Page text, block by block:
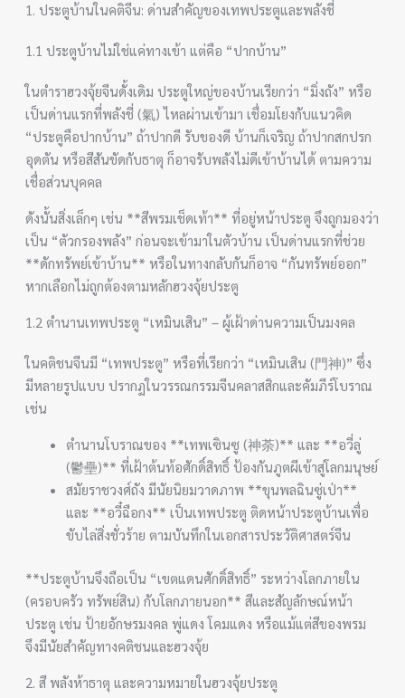
1. ประตูบ้านในคติจีน: ด่านสำคัญของเทพประตูและพลังชี่
1.1 ประตูบ้านไม่ใช่แค่ทางเข้า แต่คือ “ปากบ้าน”
ในตำราฮวงจุ้ยจีนดั้งเดิม ประตูใหญ่ของบ้านเรียกว่า “มิ่งถัง” หรือ
เป็นด่านแรกที่พลังชี่ (氣) ไหลผ่านเข้ามา เชื่อมโยงกับแนวคิด
“ประตูคือปากบ้าน” ถ้าปากดี รับของดี บ้านก็เจริญ ถ้าปากสกปรก
อุดตัน หรือสีสันขัดกับธาตุ ก็อาจรับพลังไม่ดีเข้าบ้านได้ ตามความ
เชื่อส่วนบุคคล
ดังนั้นสิ่งเล็กๆ เช่น **สีพรมเช็ดเท้า** ที่อยู่หน้าประตู จึงถูกมองว่า
เป็น “ตัวกรองพลัง” ก่อนจะเข้ามาในตัวบ้าน เป็นด่านแรกที่ช่วย
**ดักทรัพย์เข้าบ้าน** หรือในทางกลับกันก็อาจ “กันทรัพย์ออก”
หากเลือกไม่ถูกต้องตามหลักฮวงจุ้ยประตู
1.2 ตำนานเทพประตู “เหมินเสิน” – ผู้เฝ้าด่านความเป็นมงคล
ในคติชนจีนมี “เทพประตู” หรือที่เรียกว่า “เหมินเสิน (門神)” ซึ่ง
มีหลายรูปแบบ ปรากฏในวรรณกรรมจีนคลาสสิกและคัมภีร์โบราณ
เช่น
ตำนานโบราณของ **เทพเซินซู (神荼)** และ **อวี่ลู่
(鬱壘)** ที่เฝ้าต้นท้อศักดิ์สิทธิ์ ป้องกันภูตผีเข้าสู่โลกมนุษย์
สมัยราชวงศ์ถัง มีนัยนิยมวาดภาพ **ขุนพลฉินซู่เป่า**
และ **อวี๋ฉือกง** เป็นเทพประตู ติดหน้าประตูบ้านเพื่อ
ขับไล่สิ่งชั่วร้าย ตามบันทึกในเอกสารประวัติศาสตร์จีน
**ประตูบ้านจึงถือเป็น “เขตแดนศักดิ์สิทธิ์” ระหว่างโลกภายใน
(ครอบครัว ทรัพย์สิน) กับโลกภายนอก** สีและสัญลักษณ์หน้า
ประตู เช่น ป้ายอักษรมงคล พู่แดง โคมแดง หรือแม้แต่สีของพรม
จึงมีนัยสำคัญทางคติชนและฮวงจุ้ย
2. สี พลังห้าธาตุ และความหมายในฮวงจุ้ยประตู